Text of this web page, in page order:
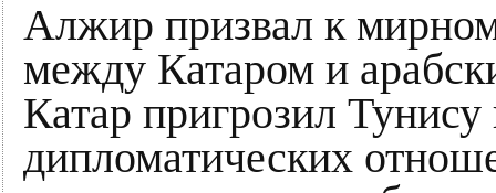
Алжир призвал к
между Катаром и
Катар пригрозил
дипломатических